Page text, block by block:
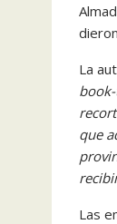
La
que
Las